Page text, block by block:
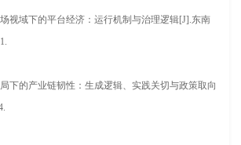
视域下的平台经济：运行机制与治理逻辑[J].东南
下的产业链韧性：生成逻辑、实践关切与政策取向